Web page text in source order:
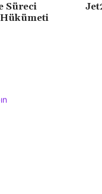
Süreci
Hükümeti